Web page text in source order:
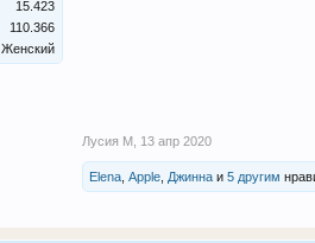
15.423
110.366
Женский
Лусия М 13 апр 2020
Elena ,Apple Джинна и5 другим